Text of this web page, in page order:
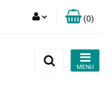
Zarejestruj się
(0)